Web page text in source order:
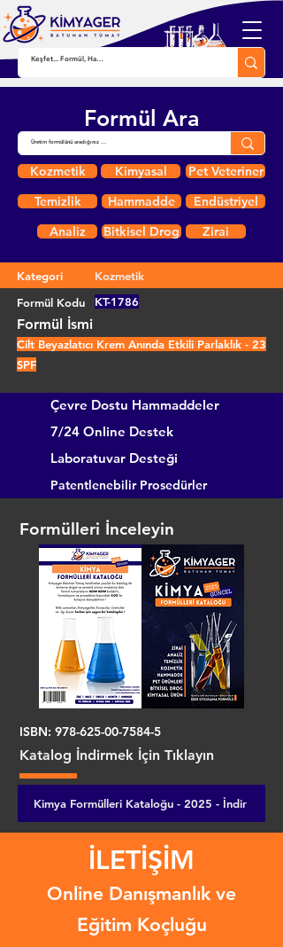
Formül Ara
Kozmetik Kimyasal
Pet Veteriner
Temizlik
Hammadde
Endüstriyel
Analiz
Bitkisel Drog Zirai
Kategori
Kozmetik
Formül Kodu
KT-1786
Formül İsmi
Cilt Beyazlatıcı Krem Anında Etkili Parlaklık - 23
SPF
Çevre Dostu Hammaddeler
7/24 Online Destek
Laboratuvar Desteği
Patentlenebilir Prosedürler
Formülleri İnceleyin
ISBN: 978-625-00-7584-5
Katalog İndirmek İçin Tıklayın
Kimya Formülleri Kataloğu - 2025 - İndir
İLETİŞİM
Online Danışmanlık ve
Eğitim Koçluğu